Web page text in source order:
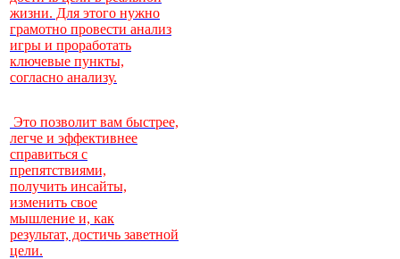
жизни. Для этого нужно
грамотно провести анализ
игры и проработать
ключевые пункты,
согласно анализу.
Это позволит вам быстрее,
легче и эффективнее
справиться с
препятствиями,
получить инсайты,
изменить свое
мышление и, как
результат, достичь заветной
цели.